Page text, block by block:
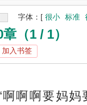
字体： [ 很小 标准
（1 / 1）
加入书签
啊啊要妈妈